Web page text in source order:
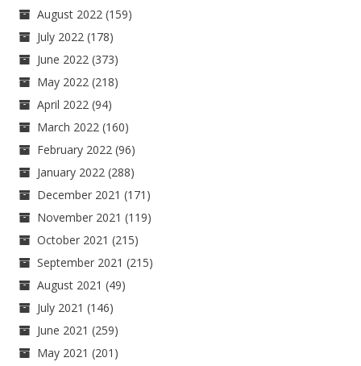
August 2022 (159)
July 2022 (178)
June 2022 (373)
May 2022 (218)
April 2022 (94)
March 2022 (160)
February 2022 (96)
January 2022 (288)
December 2021 (171)
November 2021 (119)
October 2021 (215)
September 2021 (215)
August 2021 (49)
July 2021 (146)
June 2021 (259)
May 2021 (201)